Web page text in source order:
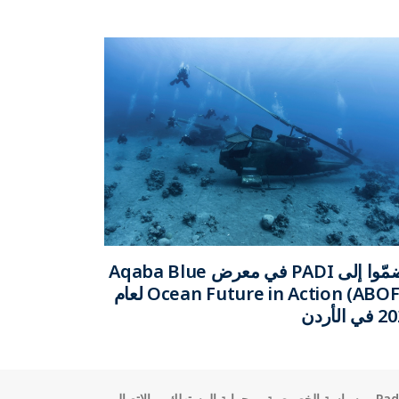
انضمّوا إلى PADI في معرض Aqaba Blue
Ocean Future in Action (ABOFA) لعام